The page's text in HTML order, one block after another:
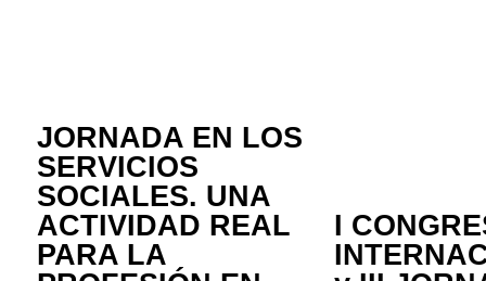
JORNADA EN LOS
SERVICIOS
SOCIALES. UNA
ACTIVIDAD REAL
PARA LA
I